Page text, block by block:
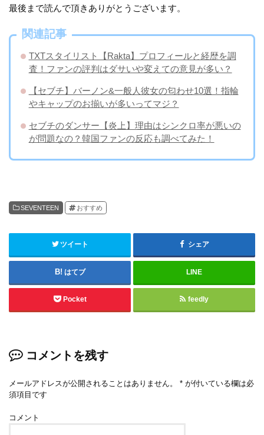
最後まで読んで頂きありがとうございます。
関連記事
TXTスタイリスト【Rakta】プロフィールと経歴を調
査！ファンの評判はダサいや変えての意見が多い？
【セブチ】バーノン&一般人彼女の匂わせ10選！指輪
やキャップのお揃いが多いってマジ？
セブチのダンサー【炎上】理由はシンクロ率が悪いの
が問題なの？韓国ファンの反応も調べてみた！
SEVENTEEN おすすめ
ツイート シェア
はてブ LINE
Pocket feedly
コメントを残す
メールアドレスが公開されることはありません。 * が付いている欄は必
須項目です
コメント